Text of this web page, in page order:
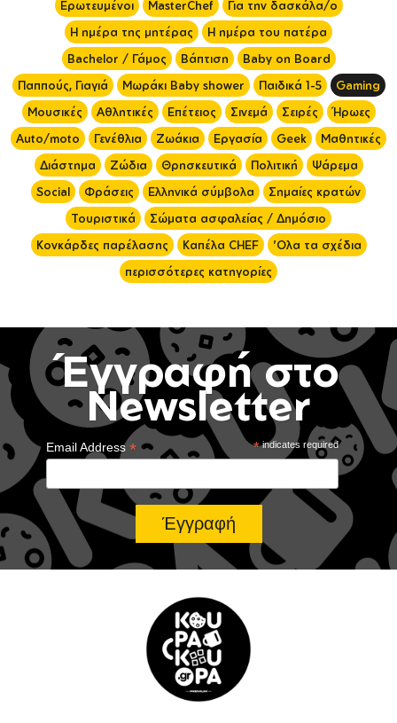
Ερωτευμένοι MasterChef
Για την δασκάλα/ο
Η ημέρα της μητέρας
Η ημέρα του πατέρα
Bachelor / Γάμος
Βάπτιση
Baby on Board
Παππούς, Γιαγιά
Μωράκι Baby shower Παιδικά 1-5
Gaming
Μουσικές
Αθλητικές Επέτειος Σινεμά Σειρές
Ήρωες
Auto/moto
Γενέθλια Ζωάκια Εργασία Geek
Μαθητικές
Διάστημα
Ζώδια Θρησκευτικά Πολιτική
Ψάρεμα
Social
Φράσεις Ελληνικά σύμβολα
Σημαίες κρατών
Τουριστικά
Σώματα ασφαλείας / Δημόσιο
Κονκάρδες παρέλασης
Καπέλα CHEF
'Ολα τα σχέδια
περισσότερες κατηγορίες
Έγγραφή στο
Newsletter
*indicates required
Email Address*